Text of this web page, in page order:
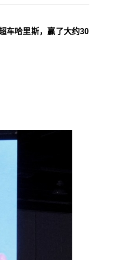
车哈里斯，赢了大约30